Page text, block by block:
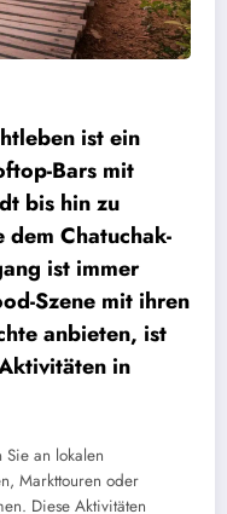
ist ein
Bars mit
bis hin zu
Chatuchak-
ist immer
Szene mit ihren
anbieten, ist
in
Sie an lokalen
Markttouren oder
Diese Aktivitäten